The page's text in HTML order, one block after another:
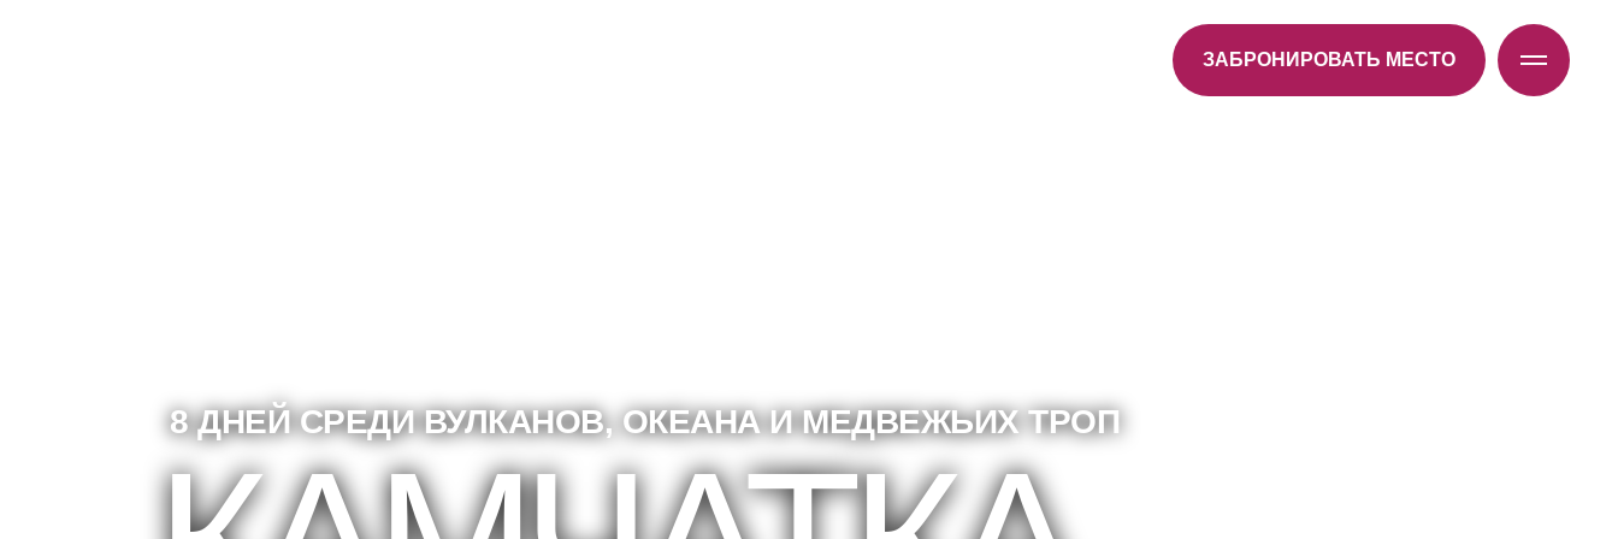
8 ДНЕЙ СРЕДИ ВУЛКАНОВ, ОКЕАНА И МЕДВЕЖЬИХ ТРОП
8 ДНЕЙ СРЕДИ ВУЛКАНОВ, ОКЕАНА И МЕДВЕЖЬИХ ТРОП
ЗАБРОНИРОВАТЬ МЕСТО